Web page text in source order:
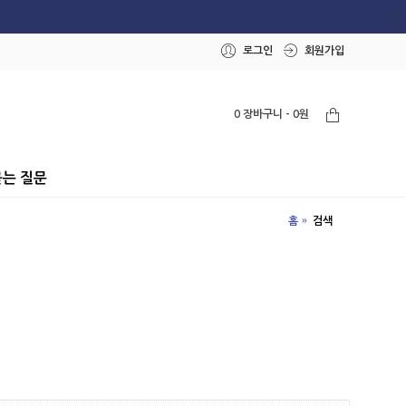
로그인 회원가입
0 장바구니 - 0원
질문
홈 검색